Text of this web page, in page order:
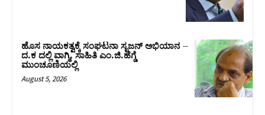
ಹೊಸ ನಾಯಕತ್ವಕ್ಕೆ ಸಂಘಟನಾ ಸೃಜನ್ ಅಭಿಯಾನ –
ದ.ಕ ದಲ್ಲಿ ವಾಗ್ಮಿ, ಸಾಹಿತಿ ಎಂ.ಜಿ.ಹೆಗ್ಡೆ
ಮುಂಚೂಣಿಯಲ್ಲಿ
August 5, 2026